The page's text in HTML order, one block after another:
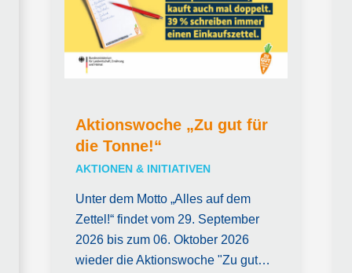
Aktionswoche „Zu gut für
die Tonne!“
AKTIONEN & INITIATIVEN
Unter dem Motto „Alles auf dem
Zettel!“ findet vom 29. September
2026 bis zum 06. Oktober 2026
wieder die Aktionswoche "Zu gut…